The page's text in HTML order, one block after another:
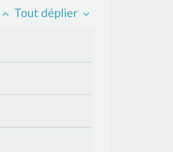
keyboard_arrow_up Tout déplier keyboard_arrow_down